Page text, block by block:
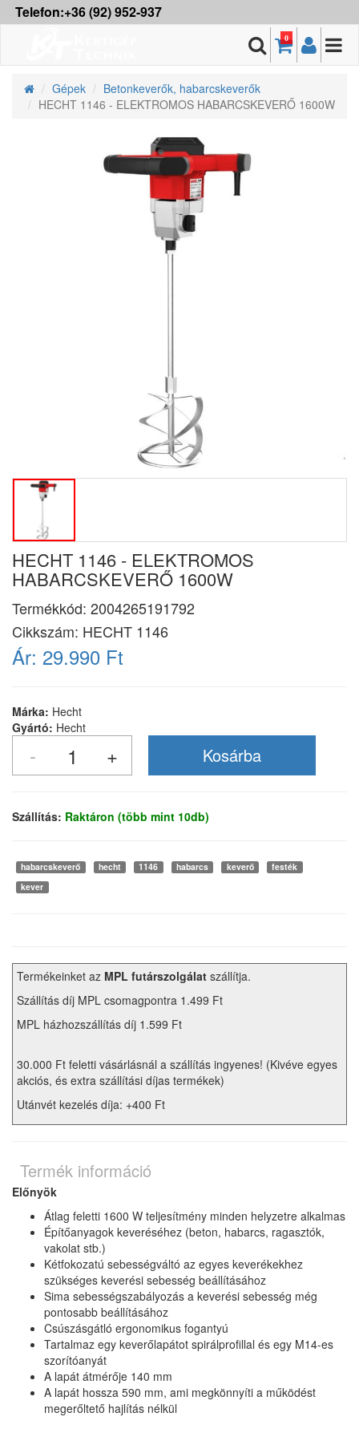
Telefon:+36 (92) 952-937
0
Gépek
Betonkeverők, habarcskeverők
HECHT 1146 - ELEKTROMOS HABARCSKEVERŐ 1600W
HECHT 1146 - ELEKTROMOS
HABARCSKEVERŐ 1600W
Termékkód: 2004265191792
Cikkszám: HECHT 1146
Ár: 29.990 Ft
Márka: Hecht
Gyártó: Hecht
Szállítás: Raktáron (több mint 10db)
habarcskeverő hecht 1146 habarcs keverő
festék
kever
Termékeinket az MPL futárszolgálat szállítja.
Szállítás díj MPL csomagpontra 1.499 Ft
MPL házhozszállítás díj 1.599 Ft
30.000 Ft feletti vásárlásnál a szállítás ingyenes! (Kivéve egyes
akciós, és extra szállítási díjas termékek)
Utánvét kezelés díja: +400 Ft
Termék információ
Előnyök
Átlag feletti 1600 W teljesítmény minden helyzetre alkalmas
Építőanyagok keveréséhez (beton, habarcs, ragasztók,
vakolat stb.)
Kétfokozatú sebességváltó az egyes keverékekhez
szükséges keverési sebesség beállításához
Sima sebességszabályozás a keverési sebesség még
pontosabb beállításához
Csúszásgátló ergonomikus fogantyú
Tartalmaz egy keverőlapátot spirálprofillal és egy M14-es
szorítóanyát
A lapát átmérője 140 mm
A lapát hossza 590 mm, ami megkönnyíti a működést
megerőltető hajlítás nélkül